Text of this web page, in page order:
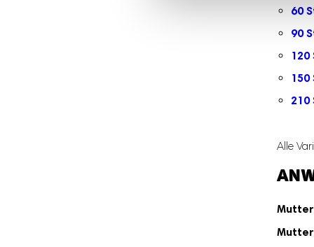
60
90
120
150
210
Alle